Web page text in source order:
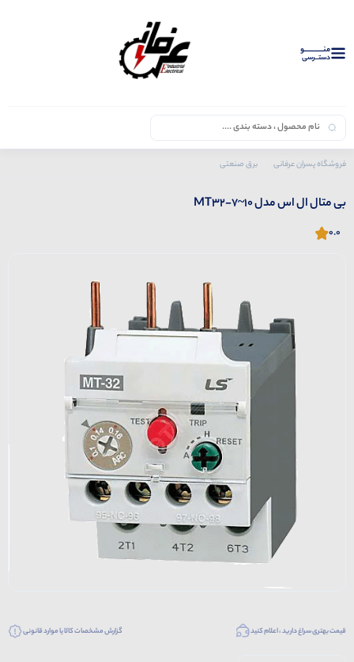
منــــــــــــو
دستــرسی
فروشگاه پسران عرفانی برق صنعتی
بی متال ال اس مدل MT32-7~10
0.0
قیمت بهتری سراغ دارید ، اعلام کنید گزارش مشخصات کالا یا موارد قانونی